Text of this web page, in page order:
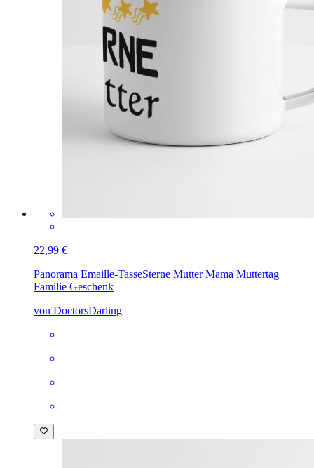
22,99 €
Panorama Emaille-TasseSterne Mutter Mama Muttertag
Familie Geschenk
von DoctorsDarling